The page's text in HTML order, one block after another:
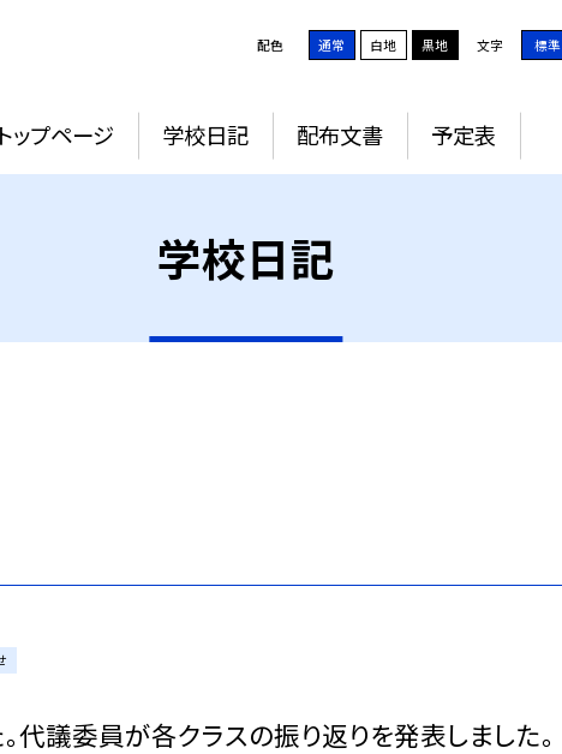
配色 通常 白地 黒地 文字 標準
トップページ 学校日記 配布文書 予定表
学校日記
議委員が各クラスの振り返りを発表しました。